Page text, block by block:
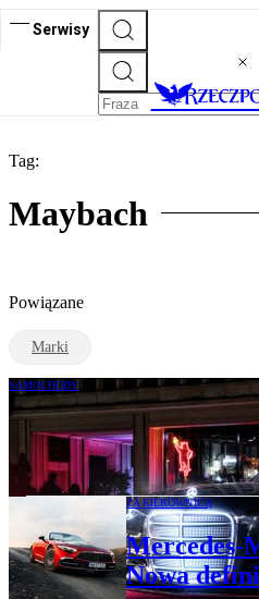
Serwisy
Tag:
Maybach
Powiązane
Marki
SAMOCHODY
Warszawa ma
marki Maybach.
ZA KIEROWNICĄ
Mercedes-
Nowa